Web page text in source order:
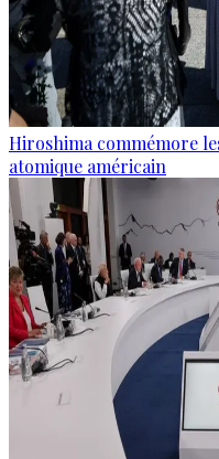
Hiroshima commémore
atomique américain